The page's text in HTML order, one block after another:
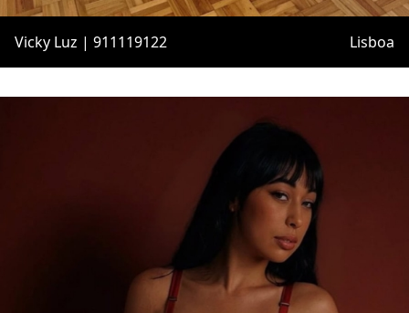
Vicky Luz | 911119122 Lisboa